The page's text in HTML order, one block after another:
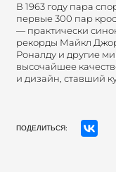
В 1963 году пара
первые 300 пар
— практически
рекорды Майкл
Роналду и другие
высочайшее
и дизайн, ставший
ПОДЕЛИТЬСЯ: